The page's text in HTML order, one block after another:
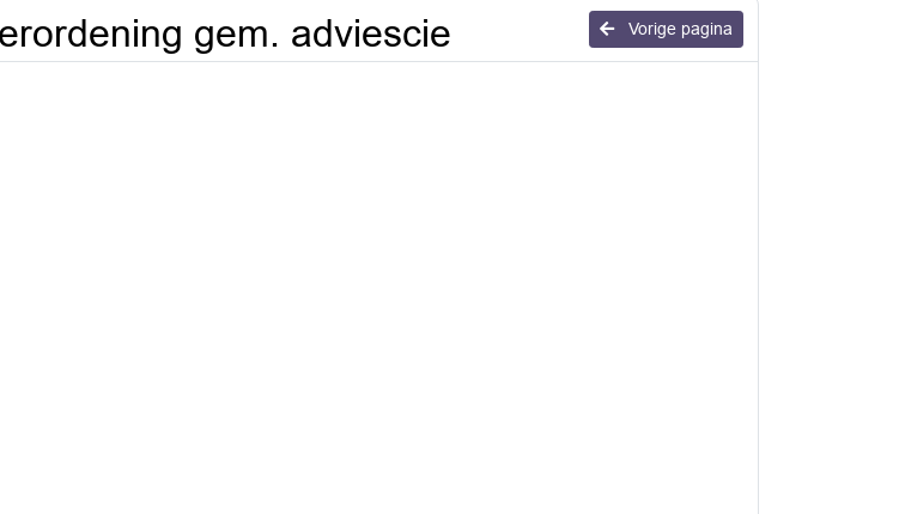
Vorige pagina
gem. adviescie